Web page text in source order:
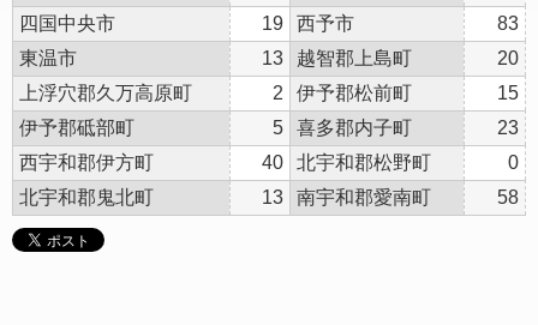
四国中央市
19 西予市
83
東温市
13 越智郡上島町
20
上浮穴郡久万高原町
2 伊予郡松前町
15
伊予郡砥部町
5 喜多郡内子町
23
西宇和郡伊方町
40 北宇和郡松野町
0
北宇和郡鬼北町
13 南宇和郡愛南町 58